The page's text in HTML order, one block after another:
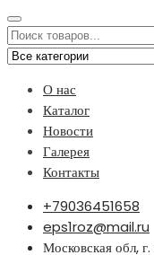
О нас
Каталог
Новости
Галерея
Контакты
+79036451658
eps1roz@mail.ru
Московская обл,